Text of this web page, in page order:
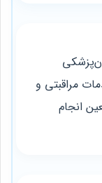
مراقبتی و
انجام